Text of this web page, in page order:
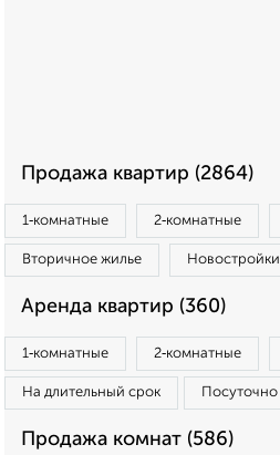
Продажа квартир (2864)
1‑комнатные 2‑комнатные
Вторичное жилье Новостройки
Аренда квартир (360)
1‑комнатные 2‑комнатные
На длительный срок Посуточно
Продажа комнат (586)